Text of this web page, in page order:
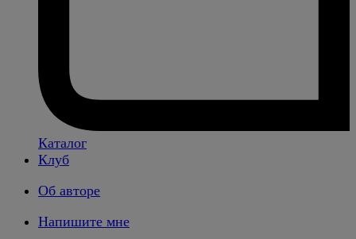
Каталог
Клуб
Об авторе
Напишите мне